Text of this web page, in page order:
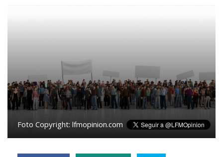
Foto Copyright: lfmopinion.com